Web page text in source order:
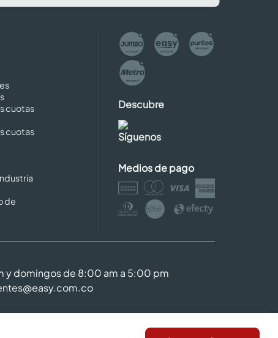
cuotas
cuotas
de
Descubre
Síguenos
Medios de pago
y domingos de 8:00 am a 5:00 pm